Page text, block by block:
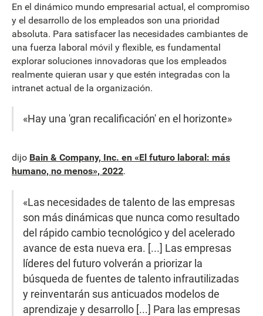
En el dinámico mundo empresarial actual, el compromiso
y el desarrollo de los empleados son una prioridad
absoluta. Para satisfacer las necesidades cambiantes de
una fuerza laboral móvil y flexible, es fundamental
explorar soluciones innovadoras que los empleados
realmente quieran usar y que estén integradas con la
intranet actual de la organización.
«Hay una 'gran recalificación' en el horizonte»
dijo Bain & Company, Inc. en «El futuro laboral: más
humano, no menos», 2022.
«Las necesidades de talento de las empresas
son más dinámicas que nunca como resultado
del rápido cambio tecnológico y del acelerado
avance de esta nueva era. [...] Las empresas
líderes del futuro volverán a priorizar la
búsqueda de fuentes de talento infrautilizadas
y reinventarán sus anticuados modelos de
aprendizaje y desarrollo [...] Para las empresas